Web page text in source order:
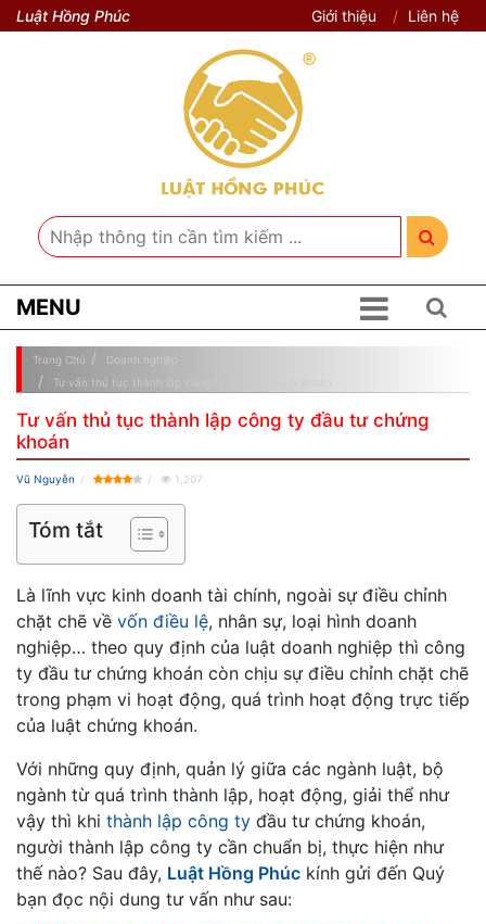
Luật Hồng Phúc Giới thiệu Liên hệ
MENU
Trang Chủ
Doanh nghiệp
Tư vấn thủ tục thành lập công ty đầu tư chứng khoán
Tư vấn thủ tục thành lập công ty đầu tư chứng
khoán
Vũ Nguyễn 1,207
Tóm tắt
Là lĩnh vực kinh doanh tài chính, ngoài sự điều chỉnh
chặt chẽ về vốn điều lệ, nhân sự, loại hình doanh
nghiệp… theo quy định của luật doanh nghiệp thì công
ty đầu tư chứng khoán còn chịu sự điều chỉnh chặt chẽ
trong phạm vi hoạt động, quá trình hoạt động trực tiếp
của luật chứng khoán.
Với những quy định, quản lý giữa các ngành luật, bộ
ngành từ quá trình thành lập, hoạt động, giải thể như
vậy thì khi thành lập công ty đầu tư chứng khoán,
người thành lập công ty cần chuẩn bị, thực hiện như
thế nào? Sau đây, Luật Hồng Phúc kính gửi đến Quý
bạn đọc nội dung tư vấn như sau: